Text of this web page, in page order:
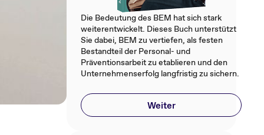
Die Bedeutung des BEM hat sich stark
weiterentwickelt. Dieses Buch unterstützt
Sie dabei, BEM zu vertiefen, als festen
Bestandteil der Personal- und
Präventionsarbeit zu etablieren und den
Unternehmenserfolg langfristig zu sichern.
Weiter